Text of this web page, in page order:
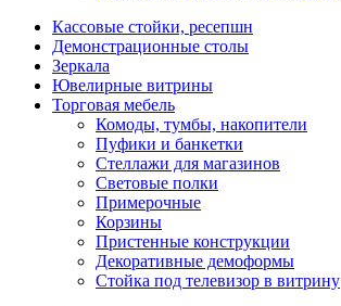
Кассовые стойки, ресепшн
Демонстрационные столы
Зеркала
Ювелирные витрины
Торговая мебель
Комоды, тумбы, накопители
Пуфики и банкетки
Стеллажи для магазинов
Световые полки
Примерочные
Корзины
Пристенные конструкции
Декоративные демоформы
Стойка под телевизор в витрину